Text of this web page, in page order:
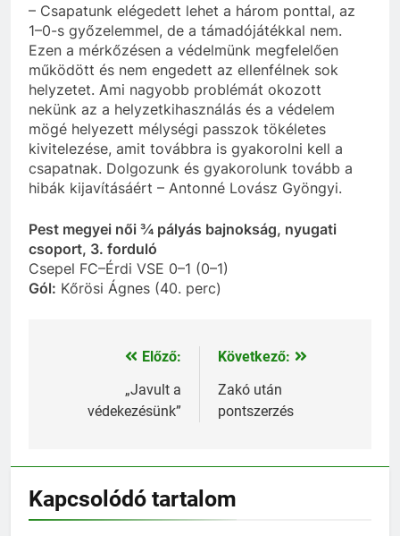
– Csapatunk elégedett lehet a három ponttal, az
1–0-s győzelemmel, de a támadójátékkal nem.
Ezen a mérkőzésen a védelmünk megfelelően
működött és nem engedett az ellenfélnek sok
helyzetet. Ami nagyobb problémát okozott
nekünk az a helyzetkihasználás és a védelem
mögé helyezett mélységi passzok tökéletes
kivitelezése, amit továbbra is gyakorolni kell a
csapatnak. Dolgozunk és gyakorolunk tovább a
hibák kijavításáért – Antonné Lovász Gyöngyi.
Pest megyei női ¾ pályás bajnokság, nyugati
csoport, 3. forduló
Csepel FC–Érdi VSE 0–1 (0–1)
Gól: Kőrösi Ágnes (40. perc)
Bejegyzés
navigáció
Előző:
„Javult a
védekezésünk”
Következő:
Zakó után
pontszerzés
Kapcsolódó tartalom